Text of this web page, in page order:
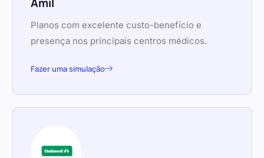
Amil
Planos com excelente custo-benefício e
presença nos principais centros médicos.
Fazer uma simulação